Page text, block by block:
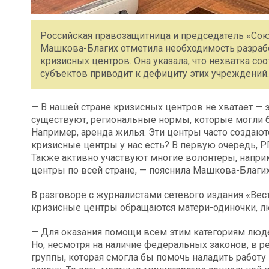
Российская правозащитница и председатель
Машкова-Благих отметила необходимость
кризисных центров. Она указала, что нехватка
субъектов приводит к дефициту этих учреждений.
— В нашей стране кризисных центров не хватает —
существуют, региональные нормы, которые могли
Например, аренда жилья. Эти центры часто
кризисные центры у нас есть? В первую очередь,
Также активно участвуют многие волонтеры,
центры по всей стране, — пояснила Машкова-
В разговоре с журналистами сетевого издания
кризисные центры обращаются матери-одиночки,
— Для оказания помощи всем этим категориям
Но, несмотря на наличие федеральных законов, в
группы, которая смогла бы помочь наладить